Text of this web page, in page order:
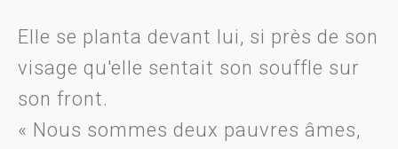
Elle se planta devant lui, si près de son
visage qu'elle sentait son souffle sur
son front.
« Nous sommes deux pauvres âmes,